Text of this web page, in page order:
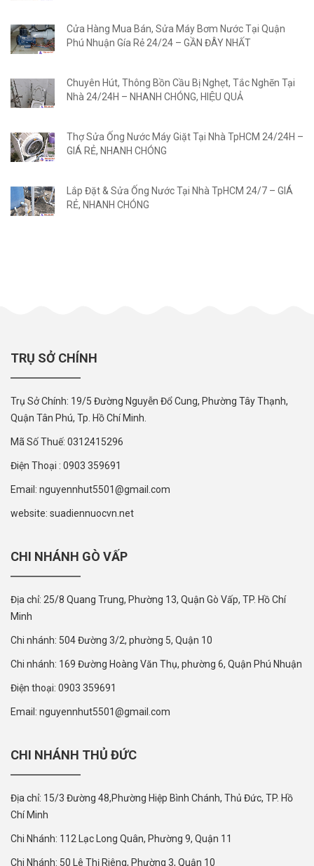
Cửa Hàng Mua Bán, Sửa Máy Bơm Nước Tại Quận
Phú Nhuận Gía Rẻ 24/24 – GẦN ĐÂY NHẤT
Chuyên Hút, Thông Bồn Cầu Bị Nghẹt, Tắc Nghẽn Tại
Nhà 24/24H – NHANH CHÓNG, HIỆU QUẢ
Thợ Sửa Ống Nước Máy Giặt Tại Nhà TpHCM 24/24H –
GIÁ RẺ, NHANH CHÓNG
Lắp Đặt & Sửa Ống Nước Tại Nhà TpHCM 24/7 – GIÁ
RẺ, NHANH CHÓNG
TRỤ SỞ CHÍNH
Trụ Sở Chính: 19/5 Đường Nguyễn Đổ Cung, Phường Tây Thạnh,
Quận Tân Phú, Tp. Hồ Chí Minh.
Mã Số Thuế: 0312415296
Điện Thoại : 0903 359691
Email: nguyennhut5501@gmail.com
website: suadiennuocvn.net
CHI NHÁNH GÒ VẤP
Địa chỉ: 25/8 Quang Trung, Phường 13, Quận Gò Vấp, TP. Hồ Chí
Minh
Chi nhánh: 504 Đường 3/2, phường 5, Quận 10
Chi nhánh: 169 Đường Hoàng Văn Thụ, phường 6, Quận Phú Nhuận
Điện thoại: 0903 359691
Email: nguyennhut5501@gmail.com
CHI NHÁNH THỦ ĐỨC
Địa chỉ: 15/3 Đường 48,Phường Hiệp Bình Chánh, Thủ Đức, TP. Hồ
Chí Minh
Chi Nhánh: 112 Lạc Long Quân, Phường 9, Quận 11
Chi Nhánh: 50 Lê Thị Riêng, Phường 3, Quận 10